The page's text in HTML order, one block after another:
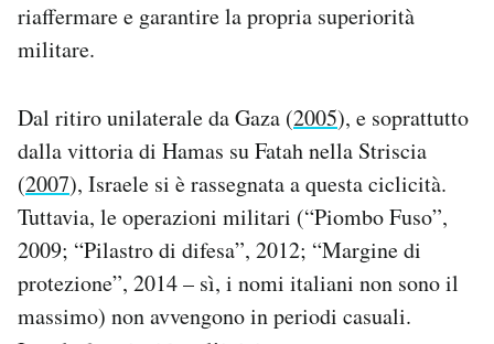
riaffermare e garantire la propria superiorità
militare.
Dal ritiro unilaterale da Gaza (2005), e soprattutto
dalla vittoria di Hamas su Fatah nella Striscia
(2007), Israele si è rassegnata a questa ciclicità.
Tuttavia, le operazioni militari (“Piombo Fuso”,
2009; “Pilastro di difesa”, 2012; “Margine di
protezione”, 2014 – sì, i nomi italiani non sono il
massimo) non avvengono in periodi casuali.